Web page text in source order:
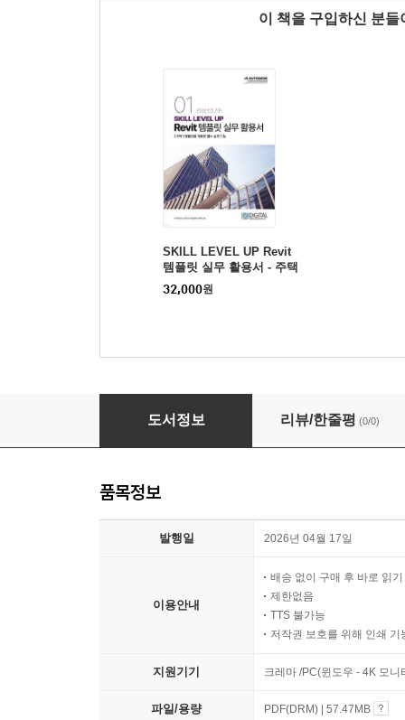
이 책을 구입하신 분
SKILL LEVEL UP Revit
템플릿 실무 활용서 - 주택
32,000원
SKILL LEVEL UP Revit 관리자
도서정보 리뷰/한줄평 (0/0)
품목정보
발행일 2026년 04월 17일
이용안내
배송 없이 구매 후 바로 읽기
제한없음
TTS 불가능
저작권 보호를 위해 인쇄 기
지원기기 크레마 /PC(윈도우 - 4K 모
파일/용량 PDF(DRM) | 57.47MB